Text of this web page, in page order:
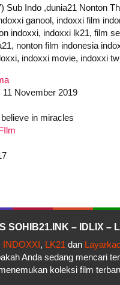
Sub Indo ,dunia21 Nonton
ganool, indoxxi film
indoxxi, indoxxi lk21, film
nonton film indonesia
indoxxi movie, indoxxi
11 November 2019
in miracles
SOHIB21.INK – IDLIX –
INDOXXI, LK21 dan
Anda sedang mencari
koleksi film